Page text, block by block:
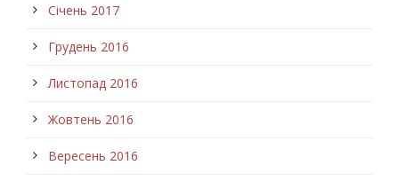
Січень 2017
Грудень 2016
Листопад 2016
Жовтень 2016
Вересень 2016